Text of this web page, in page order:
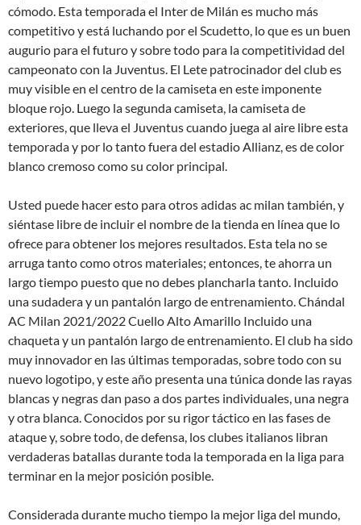
cómodo. Esta temporada el Inter de Milán es mucho más
competitivo y está luchando por el Scudetto, lo que es un buen
augurio para el futuro y sobre todo para la competitividad del
campeonato con la Juventus. El Lete patrocinador del club es
muy visible en el centro de la camiseta en este imponente
bloque rojo. Luego la segunda camiseta, la camiseta de
exteriores, que lleva el Juventus cuando juega al aire libre esta
temporada y por lo tanto fuera del estadio Allianz, es de color
blanco cremoso como su color principal.
Usted puede hacer esto para otros adidas ac milan también, y
siéntase libre de incluir el nombre de la tienda en línea que lo
ofrece para obtener los mejores resultados. Esta tela no se
arruga tanto como otros materiales; entonces, te ahorra un
largo tiempo puesto que no debes plancharla tanto. Incluido
una sudadera y un pantalón largo de entrenamiento. Chándal
AC Milan 2021/2022 Cuello Alto Amarillo Incluido una
chaqueta y un pantalón largo de entrenamiento. El club ha sido
muy innovador en las últimas temporadas, sobre todo con su
nuevo logotipo, y este año presenta una túnica donde las rayas
blancas y negras dan paso a dos partes individuales, una negra
y otra blanca. Conocidos por su rigor táctico en las fases de
ataque y, sobre todo, de defensa, los clubes italianos libran
verdaderas batallas durante toda la temporada en la liga para
terminar en la mejor posición posible.
Considerada durante mucho tiempo la mejor liga del mundo,